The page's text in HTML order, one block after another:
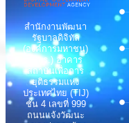
สำนักงานพัฒนา
รัฐบาลดิจิทัล
(องค์การมหาชน)
(สพร.) อาคาร
สถาบันเพื่อการ
ยุติธรรมแห่ง
ประเทศไทย (TIJ)
ชั้น 4 เลขที่ 999
ถนนแจ้งวัฒนะ